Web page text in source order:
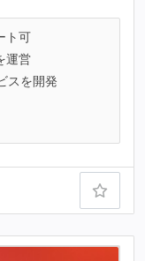
ト可
運営
スを開発